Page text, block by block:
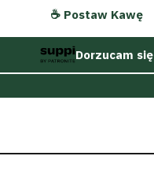
☕ Postaw Kawę
Dorzucam się